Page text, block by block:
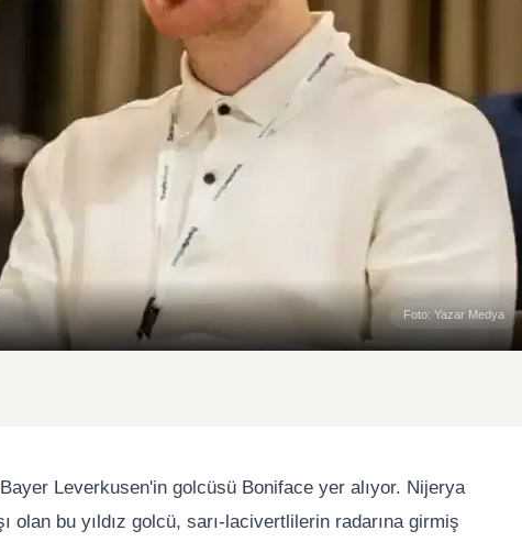
Foto: Yazar Medya
Leverkusen'in golcüsü Boniface yer alıyor. Nijerya
olan bu yıldız golcü, sarı-lacivertlilerin radarına girmiş